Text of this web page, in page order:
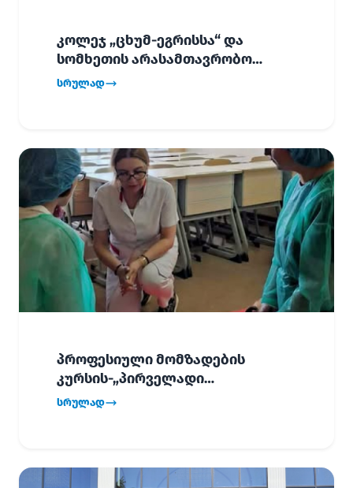
კოლეჯ „ცხუმ-ეგრისსა“ და
სომხეთის არასამთავრობო
ორგანიზაცია „Youth is Power“-ს
სრულად
პროფესიული მომზადების
კურსის-„პირველადი
გადაუდებელი დახმარება“,
სრულად